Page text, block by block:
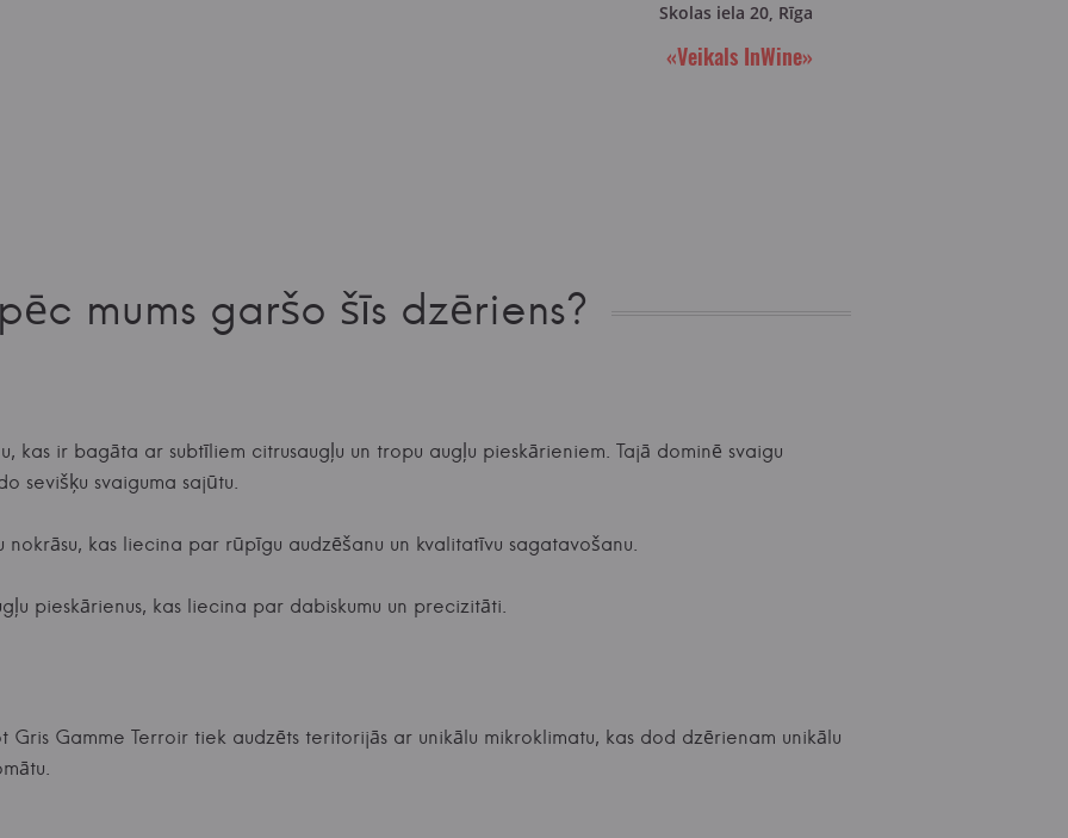
Skolas iela 20, Rīga
«Veikals InWine»
mums garšo šīs dzēriens?
kas ir bagāta ar subtīliem citrusaugļu un tropu augļu pieskārieniem. Tajā dominē svaigu
sevišķu svaiguma sajūtu.
kas liecina par rūpīgu audzēšanu un kvalitatīvu sagatavošanu.
pieskārienus, kas liecina par dabiskumu un precizitāti.
Gris Gamme Terroir tiek audzēts teritorijās ar unikālu mikroklimatu, kas dod dzērienam unikālu